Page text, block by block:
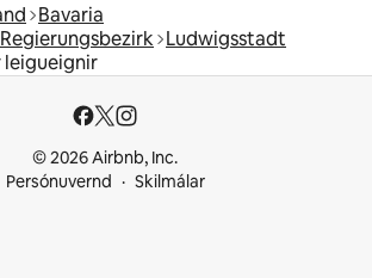
Bavaria
Ludwigsstadt
leigueignir
© 2026 Airbnb, Inc.
Persónuvernd
Skilmálar